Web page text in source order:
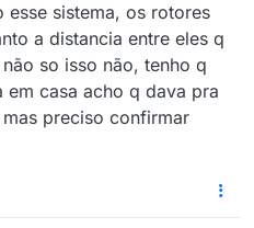
sistema, os rotores
a distancia entre eles q
so isso não, tenho q
casa acho q dava pra
preciso confirmar